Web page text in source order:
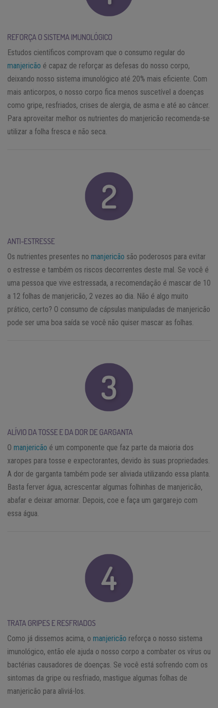
REFORÇA O SISTEMA IMUNOLÓGICO
Estudos científicos comprovam que o consumo regular do
manjericão é capaz de reforçar as defesas do nosso corpo,
deixando nosso sistema imunológico até 20% mais eficiente. Com
mais anticorpos, o nosso corpo fica menos suscetível a doenças
como gripe, resfriados, crises de alergia, de asma e até ao câncer.
Para aproveitar melhor os nutrientes do manjericão recomenda-se
utilizar a folha fresca e não seca.
ANTI-ESTRESSE
Os nutrientes presentes no manjericão são poderosos para evitar
o estresse e também os riscos decorrentes deste mal. Se você é
uma pessoa que vive estressada, a recomendação é mascar de 10
a 12 folhas de manjericão, 2 vezes ao dia. Não é algo muito
prático, certo? O consumo de cápsulas manipuladas de manjericão
pode ser uma boa saída se você não quiser mascar as folhas.
ALÍVIO DA TOSSE E DA DOR DE GARGANTA
O manjericão é um componente que faz parte da maioria dos
xaropes para tosse e expectorantes, devido às suas propriedades.
A dor de garganta também pode ser aliviada utilizando essa planta.
Basta ferver água, acrescentar algumas folhinhas de manjericão,
abafar e deixar amornar. Depois, coe e faça um gargarejo com
essa água.
TRATA GRIPES E RESFRIADOS
Como já dissemos acima, o manjericão reforça o nosso sistema
imunológico, então ele ajuda o nosso corpo a combater os vírus ou
bactérias causadores de doenças. Se você está sofrendo com os
sintomas da gripe ou resfriado, mastigue algumas folhas de
manjericão para aliviá-los.